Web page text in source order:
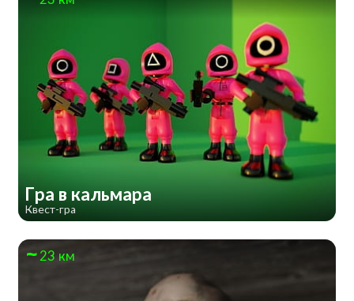
Гра в кальмара
Квест-гра
23 км